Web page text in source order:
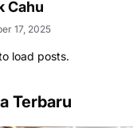
Cahu
17, 2025
load posts.
Terbaru